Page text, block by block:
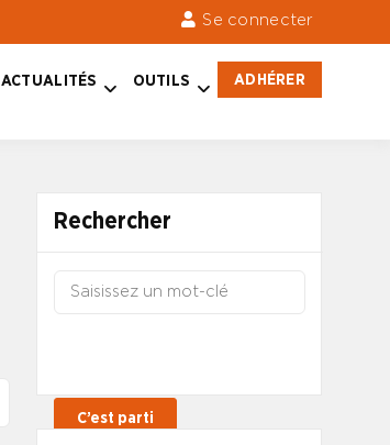
Se connecter
ACTUALITÉS OUTILS ADHÉRER
Rechercher